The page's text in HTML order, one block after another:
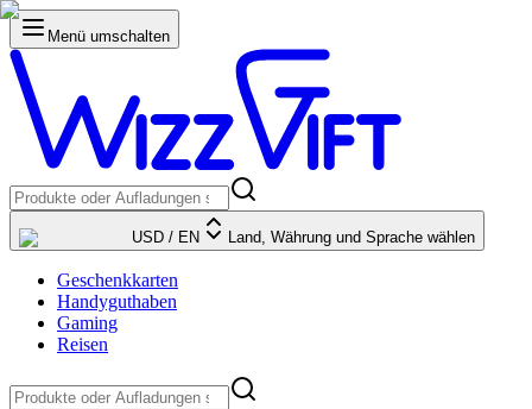
Menü umschalten
USD / EN Land, Währung und Sprache wählen
Geschenkkarten
Handyguthaben
Gaming
Reisen